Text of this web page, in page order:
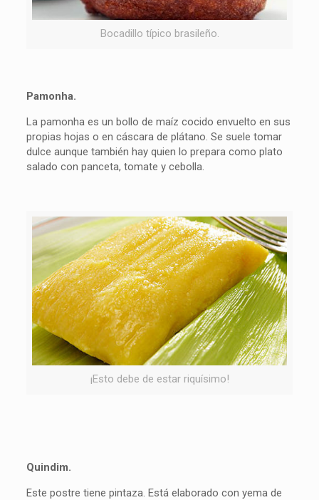
Bocadillo típico brasileño.
Pamonha.
La pamonha es un bollo de maíz cocido envuelto en sus
propias hojas o en cáscara de plátano. Se suele tomar
dulce aunque también hay quien lo prepara como plato
salado con panceta, tomate y cebolla.
¡Esto debe de estar riquísimo!
Quindim.
Este postre tiene pintaza. Está elaborado con yema de